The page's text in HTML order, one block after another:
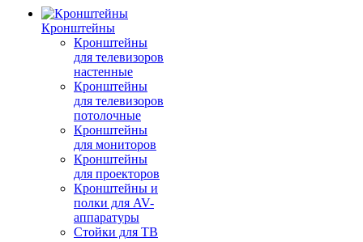
Кронштейны
Кронштейны
для телевизоров
настенные
Кронштейны
для телевизоров
потолочные
Кронштейны
для мониторов
Кронштейны
для проекторов
Кронштейны и
полки для AV-
аппаратуры
Стойки для ТВ